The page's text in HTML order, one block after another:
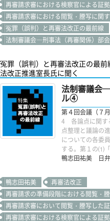
再審請求審における検察官による証
再審請求審における閲覧・謄写に関
冤罪（誤判）と再審法改正の最前線
法制審議会―刑事法（再審関係）部会
冤罪（誤判）と再審法改正の最
法改正推進室長氏に聞く
法制審議会
ル④
第４回会議（７
4 各論点に関す
点整理と議論の
についての各委
する。第１の⑴
鴨志田祐美 日
鴨志田祐美
再審法改正
再審請求の準備段階における閲覧・
再審請求審において閲覧・謄写した
再審請求審における検察官による証